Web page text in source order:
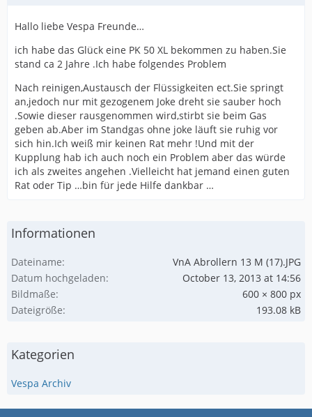
Hallo liebe Vespa Freunde…
ich habe das Glück eine PK 50 XL bekommen zu haben.Sie
stand ca 2 Jahre .Ich habe folgendes Problem
Nach reinigen,Austausch der Flüssigkeiten ect.Sie springt
an,jedoch nur mit gezogenem Joke dreht sie sauber hoch
.Sowie dieser rausgenommen wird,stirbt sie beim Gas
geben ab.Aber im Standgas ohne joke läuft sie ruhig vor
sich hin.Ich weiß mir keinen Rat mehr !Und mit der
Kupplung hab ich auch noch ein Problem aber das würde
ich als zweites angehen .Vielleicht hat jemand einen guten
Rat oder Tip …bin für jede Hilfe dankbar …
Informationen
Dateiname
VnA Abrollern 13 M (17).JPG
Datum hochgeladen
October 13, 2013 at 14:56
Bildmaße
600 × 800 px
Dateigröße
193.08 kB
Kategorien
Vespa Archiv